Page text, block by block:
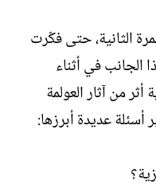
الثانية، حتى فكّرت
الجانب في أثناء
من آثار العولمة
أسئلة عديدة أبرزها: